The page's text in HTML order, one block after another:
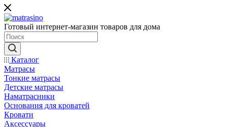
Готовый интернет-магазин товаров для дома
Каталог
Матрасы
Тонкие матрасы
Детские матрасы
Наматрасники
Основания для кроватей
Кровати
Аксессуары